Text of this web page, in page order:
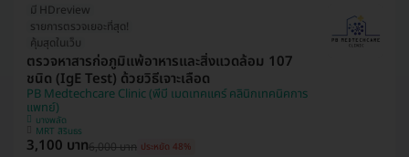
มี HDreview
รายการตรวจเยอะที่สุด!
คุ้มสุดในเว็บ
ตรวจหาสารก่อภูมิแพ้อาหารและสิ่งแวดล้อม 107
ชนิด (IgE Test) ด้วยวิธีเจาะเลือด
PB Medtechcare Clinic (พีบี เมดเทคแคร์ คลินิกเทคนิคการ
แพทย์)
บางพลัด
MRT สิรินธร
3,100 บาท6,000 บาท ประหยัด 48%